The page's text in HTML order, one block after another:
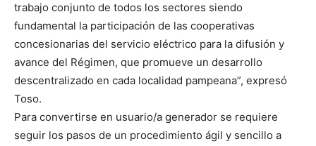
trabajo conjunto de todos los sectores siendo
fundamental la participación de las cooperativas
concesionarias del servicio eléctrico para la difusión y
avance del Régimen, que promueve un desarrollo
descentralizado en cada localidad pampeana”, expresó
Toso.
Para convertirse en usuario/a generador se requiere
seguir los pasos de un procedimiento ágil y sencillo a